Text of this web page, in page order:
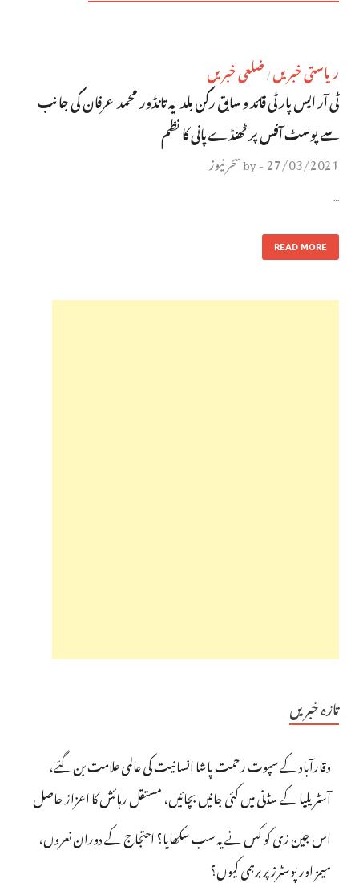
ریاستی خبریں / ضلعی خبریں
ٹی آر ایس پارٹی قائد و سابق رکن بلدیہ تانڈور محمد عرفان کی جانب
سے پوسٹ آفس پر ٹھنڈے پانی کا نظم
27/03/2021
-
byسحر نیوز
…
READ MORE
تازہ خبریں
وقارآباد کے سپوت رحمت پاشا انسانیت کی عالمی علامت بن گئے،
آسٹریلیا کے سڈنی میں کئی جانیں بچائیں، مستقل رہائش کا اعزاز حاصل
اس جین زی کو کس نے یہ سب سکھایا؟ احتجاج کے دوران نعروں،
میمز اور پوسٹرز پر برہمی کیوں؟